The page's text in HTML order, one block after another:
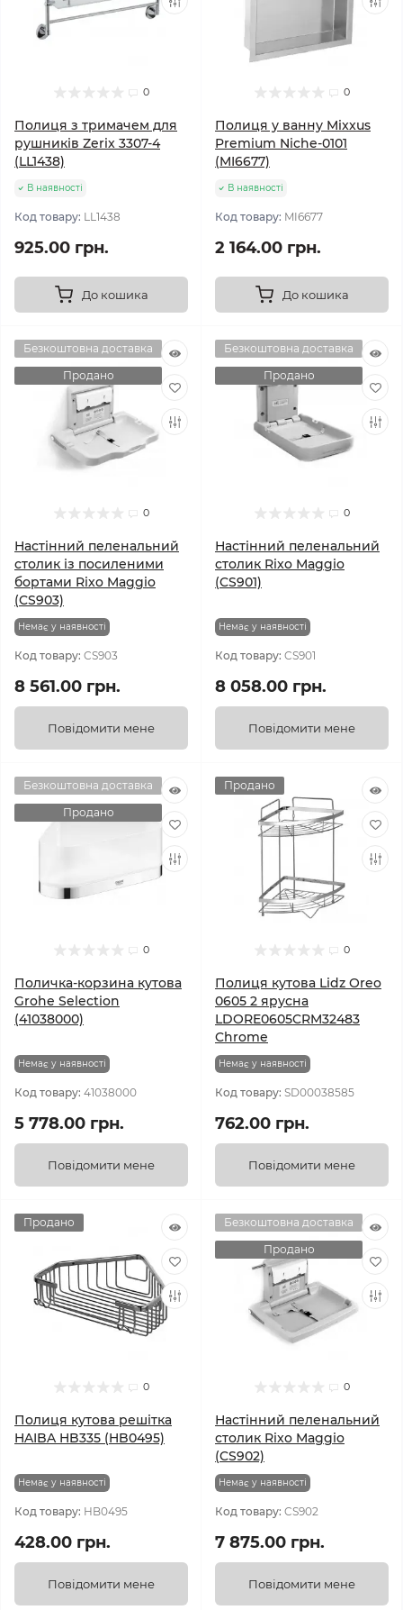
0
Полиця з тримачем для
рушників Zerix 3307-4
(LL1438)
В наявності
Код товару: LL1438
925.00 грн.
До кошика
0
Полиця у ванну Mixxus
Premium Niche-0101
(MI6677)
В наявності
Код товару: MI6677
2 164.00 грн.
До кошика
Безкоштовна доставка
Продано
0
Настінний пеленальний
столик із посиленими
бортами Rixo Maggio
(CS903)
Немає у наявності
Код товару: CS903
8 561.00 грн.
Повідомити мене
Безкоштовна доставка
Продано
0
Настінний пеленальний
столик Rixo Maggio
(CS901)
Немає у наявності
Код товару: CS901
8 058.00 грн.
Повідомити мене
Безкоштовна доставка
Продано
0
Поличка-корзина кутова
Grohe Selection
(41038000)
Немає у наявності
Код товару: 41038000
5 778.00 грн.
Повідомити мене
Продано
0
Полиця кутова Lidz Oreo
0605 2 ярусна
LDORE0605CRM32483
Chrome
Немає у наявності
Код товару: SD00038585
762.00 грн.
Повідомити мене
Продано
0
Полиця кутова решітка
HAIBA HB335 (HB0495)
Немає у наявності
Код товару: HB0495
428.00 грн.
Повідомити мене
Безкоштовна доставка
Продано
0
Настінний пеленальний
столик Rixo Maggio
(CS902)
Немає у наявності
Код товару: CS902
7 875.00 грн.
Повідомити мене